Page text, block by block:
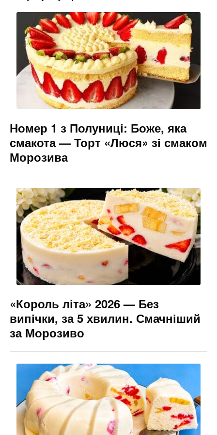
b
o
o
k
a
m
e
n
g
er
Номер 1 з Полуниці: Боже, яка
смакота — Торт «Люся» зі смаком
Морозива
«Король літа» 2026 — Без
випічки, за 5 хвилин. Смачніший
за Морозиво